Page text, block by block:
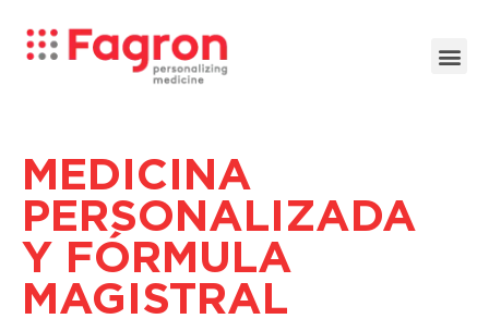
MEDICINA
PERSONALIZADA
Y FÓRMULA
MAGISTRAL